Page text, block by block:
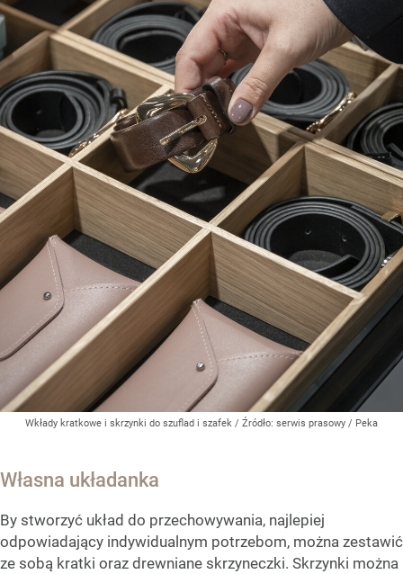
Wkłady kratkowe i skrzynki do szuflad i szafek / Źródło: serwis prasowy / Peka
Własna układanka
By stworzyć układ do przechowywania, najlepiej
odpowiadający indywidualnym potrzebom, można zestawić
ze sobą kratki oraz drewniane skrzyneczki. Skrzynki można